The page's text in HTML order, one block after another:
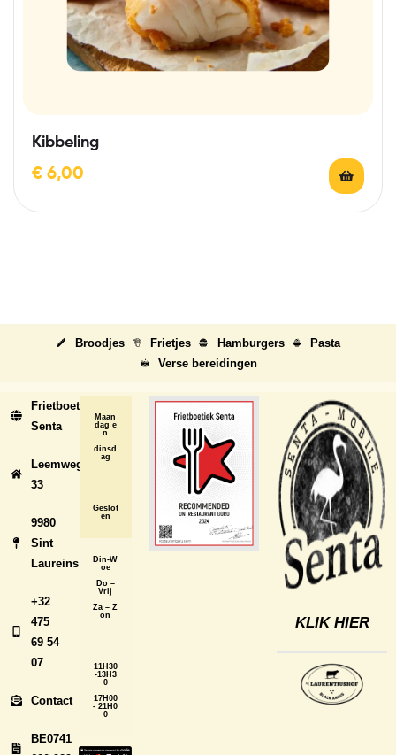
Kibbeling
€ 6,00
Broodjes Frietjes Hamburgers
Pasta
Verse bereidingen
Frietboetiek
Senta
Leemweg
33
9980
Sint
Laureins
+32
475
69 54
07
Contact
BE0741
Maan
dag e
n
dinsd
ag
Geslot
en
Din-W
oe
Do –
Vrij
Za – Z
on
11H30
-13H3
0
17H00
- 21H0
0
KLIK HIER